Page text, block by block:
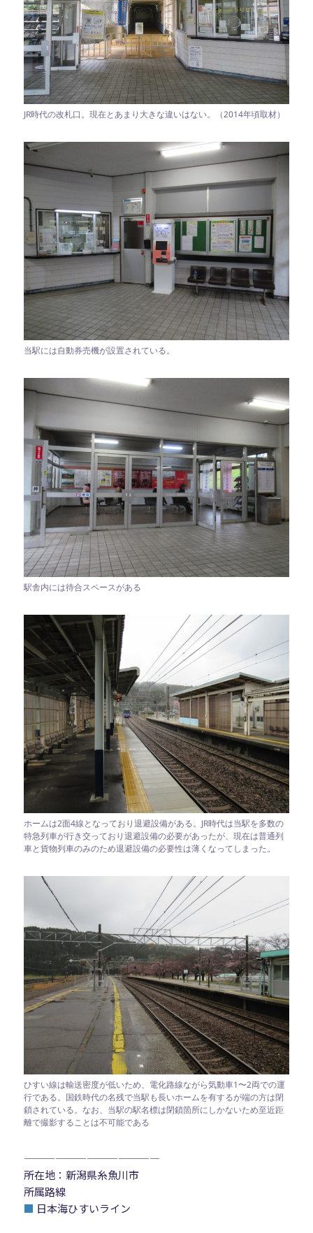
JR時代の改札口。現在とあまり大きな違いはない。（2014年頃取材）
当駅には自動券売機が設置されている。
駅舎内には待合スペースがある
ホームは2面4線となっており退避設備がある。JR時代は当駅を多数の
特急列車が行き交っており退避設備の必要があったが、現在は普通列
車と貨物列車のみのため退避設備の必要性は薄くなってしまった。
ひすい線は輸送密度が低いため、電化路線ながら気動車1〜2両での運
行である。国鉄時代の名残で当駅も長いホームを有するが端の方は閉
鎖されている。なお、当駅の駅名標は閉鎖箇所にしかないため至近距
離で撮影することは不可能である
—————————————
所在地：新潟県糸魚川市
所属路線
■ 日本海ひすいライン